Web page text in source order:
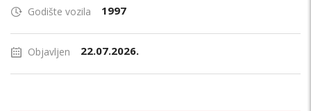
Godište vozila 1997
Objavljen 22.07.2026.